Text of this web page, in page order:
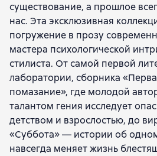
существование, а прошлое
нас. Эта эксклюзивная
погружение в прозу
мастера психологической
стилиста. От самой первой
лаборатории, сборника
помазание», где молодой
талантом гения исследует
детством и взрослостью, до
«Суббота» — истории об
навсегда меняет жизнь